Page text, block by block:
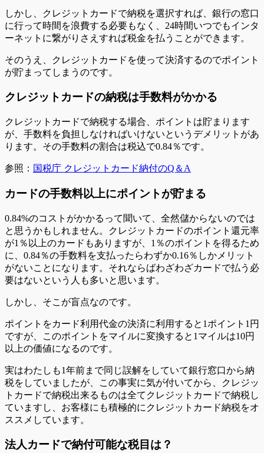
しかし、クレジットカードで納税を選択すれば、 銀行の窓口
に行って時間を浪費する必要もなく、24時間いつでもインタ
ーネットに繋がりさえすれば税金を払うことができます。
そのうえ、クレジットカードを使って決済するのでポイント
が貯まってしまうのです。
クレジットカードの納税は手数料がかかる
クレジットカードで納税する場合、ポイントは貯まります
が、手数料を負担しなければいけないというデメリットがあ
ります。その手数料の割合は税込で0.84％です。
参照： 国税庁 クレジットカード納付のQ＆A
カードの手数料以上にポイントが貯まる
0.84%のコストがかかるって聞いて、全然儲からないのでは
と思うかもしれません。クレジットカードのポイント還元率
が1％以上のカードもありますが、1％のポイントを得るため
に、0.84％の手数料を支払ったらわずか0.16％しかメリット
がないことになります。それならばわざわざカードで払う必
要はないという人も多いと思います。
しかし、そこが盲点なのです。
ポイントをカード利用代金の決済に利用すると1ポイント1円
ですが、このポイントをマイルに変換すると1マイルは10円
以上の価値になるのです。
実はわたしも1年前まで同じ誤解をしていて銀行窓口から納
税をしていましたが、この事実に気が付いてから、クレジッ
トカードで納税出来るものは全てクレジットカードで納税し
ていますし、お客様にも積極的にクレジットカード納税をオ
ススメしています。
法人カードで納付可能な税目は？